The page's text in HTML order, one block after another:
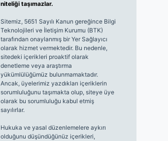
niteliği taşımazlar.
Sitemiz, 5651 Sayılı Kanun gereğince Bilgi
Teknolojileri ve İletişim Kurumu (BTK)
tarafından onaylanmış bir Yer Sağlayıcı
olarak hizmet vermektedir. Bu nedenle,
sitedeki içerikleri proaktif olarak
denetleme veya araştırma
yükümlülüğümüz bulunmamaktadır.
Ancak, üyelerimiz yazdıkları içeriklerin
sorumluluğunu taşımakta olup, siteye üye
olarak bu sorumluluğu kabul etmiş
sayılırlar.
Hukuka ve yasal düzenlemelere aykırı
olduğunu düşündüğünüz içerikleri,